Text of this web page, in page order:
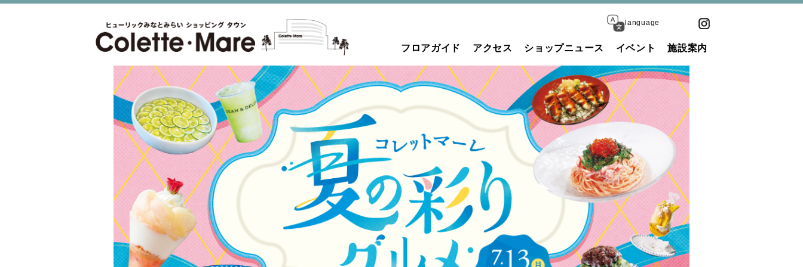
language
フロアガイド アクセス ショップニュース イベント 施設案内